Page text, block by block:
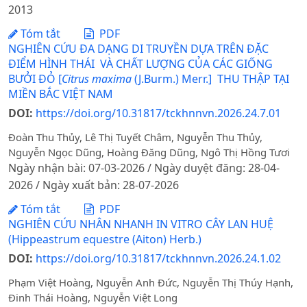
2013
Tóm tắt
PDF
NGHIÊN CỨU ĐA DẠNG DI TRUYỀN DỰA TRÊN ĐẶC
ĐIỂM HÌNH THÁI VÀ CHẤT LƯỢNG CỦA CÁC GIỐNG
BƯỞI ĐỎ [Citrus maxima(J.Burm.) Merr.] THU THẬP TẠI
MIỀN BẮC VIỆT NAM
DOI: https://doi.org/10.31817/tckhnnvn.2026.24.7.01
Đoàn Thu Thủy, Lê Thị Tuyết Châm, Nguyễn Thu Thủy,
Nguyễn Ngọc Dũng, Hoàng Đăng Dũng, Ngô Thị Hồng Tươi
Ngày nhận bài: 07-03-2026 / Ngày duyệt đăng: 28-04-
2026 / Ngày xuất bản: 28-07-2026
Tóm tắt
PDF
NGHIÊN CỨU NHÂN NHANH IN VITRO CÂY LAN HUỆ
(Hippeastrum equestre (Aiton) Herb.)
DOI: https://doi.org/10.31817/tckhnnvn.2026.24.1.02
Phạm Việt Hoàng, Nguyễn Anh Đức, Nguyễn Thị Thúy Hạnh,
Đinh Thái Hoàng, Nguyễn Việt Long